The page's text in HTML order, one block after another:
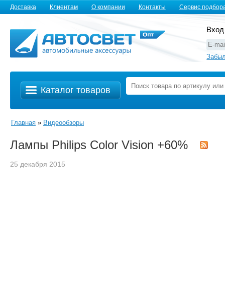
Доставка Клиентам О компании Контакты Сервис
Каталог товаров
Главная » Видеообзоры
Лампы Philips Color Vision +60%
25 декабря 2015